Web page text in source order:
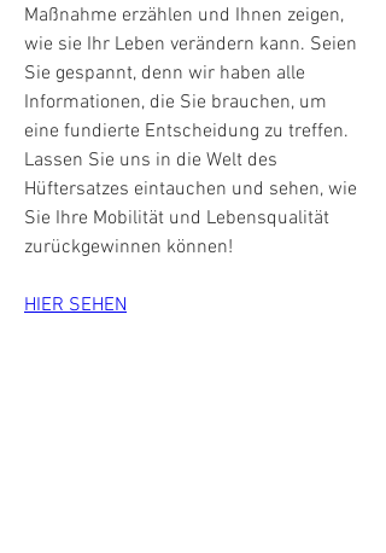
Maßnahme erzählen und Ihnen zeigen,
wie sie Ihr Leben verändern kann. Seien
Sie gespannt, denn wir haben alle
Informationen, die Sie brauchen, um
eine fundierte Entscheidung zu treffen.
Lassen Sie uns in die Welt des
Hüftersatzes eintauchen und sehen, wie
Sie Ihre Mobilität und Lebensqualität
zurückgewinnen können!
HIER SEHEN